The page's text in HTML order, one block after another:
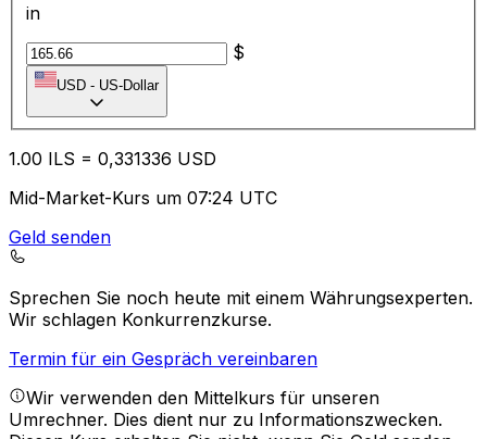
in
$
USD - US-Dollar
1.00 ILS = 0,331336 USD
Mid-Market-Kurs um 07:24 UTC
Geld senden
Sprechen Sie noch heute mit einem Währungsexperten.
Wir schlagen Konkurrenzkurse.
Termin für ein Gespräch vereinbaren
Wir verwenden den Mittelkurs für unseren
Umrechner. Dies dient nur zu Informationszwecken.